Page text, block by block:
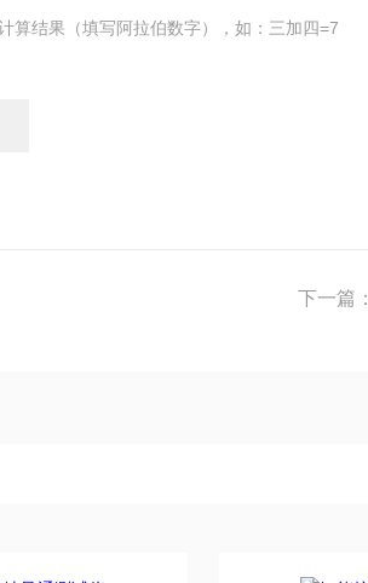
算结果（填写阿拉伯数字），如：三加四=7
下一篇：